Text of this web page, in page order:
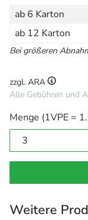
ab 6 Karton
ab 12 Karton
Bei größeren
zzgl. ARA
Alle Gebühren und
Menge (1VPE =
Weitere